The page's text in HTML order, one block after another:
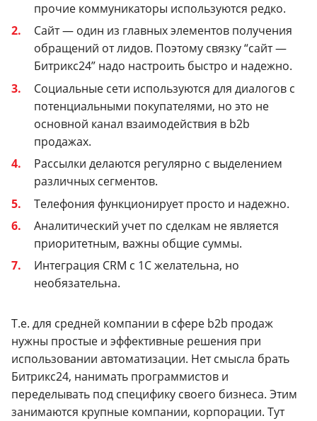
прочие коммуникаторы используются редко.
Сайт — один из главных элементов получения
обращений от лидов. Поэтому связку “сайт —
Битрикс24” надо настроить быстро и надежно.
Социальные сети используются для диалогов с
потенциальными покупателями, но это не
основной канал взаимодействия в b2b
продажах.
Рассылки делаются регулярно с выделением
различных сегментов.
Телефония функционирует просто и надежно.
Аналитический учет по сделкам не является
приоритетным, важны общие суммы.
Интеграция CRM с 1С желательна, но
необязательна.
Т.е. для средней компании в сфере b2b продаж
нужны простые и эффективные решения при
использовании автоматизации. Нет смысла брать
Битрикс24, нанимать программистов и
переделывать под специфику своего бизнеса. Этим
занимаются крупные компании, корпорации. Тут